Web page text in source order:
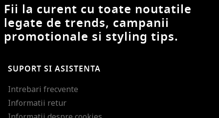
Fii la curent cu toate noutatile
legate de trends, campanii
promotionale si styling tips.
SUPORT SI ASISTENTA
Intrebari frecvente
Informatii retur